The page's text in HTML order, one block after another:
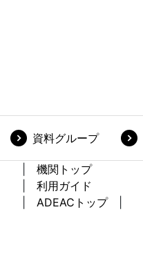
資料グループ
機関トップ
利用ガイド
ADEACトップ